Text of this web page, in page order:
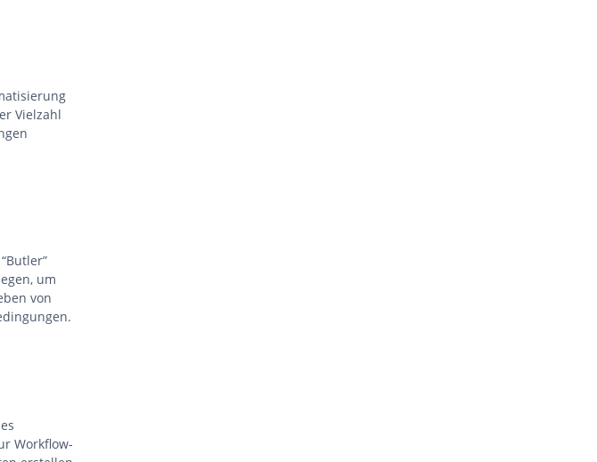
Vielzahl
um
von
Workflow-